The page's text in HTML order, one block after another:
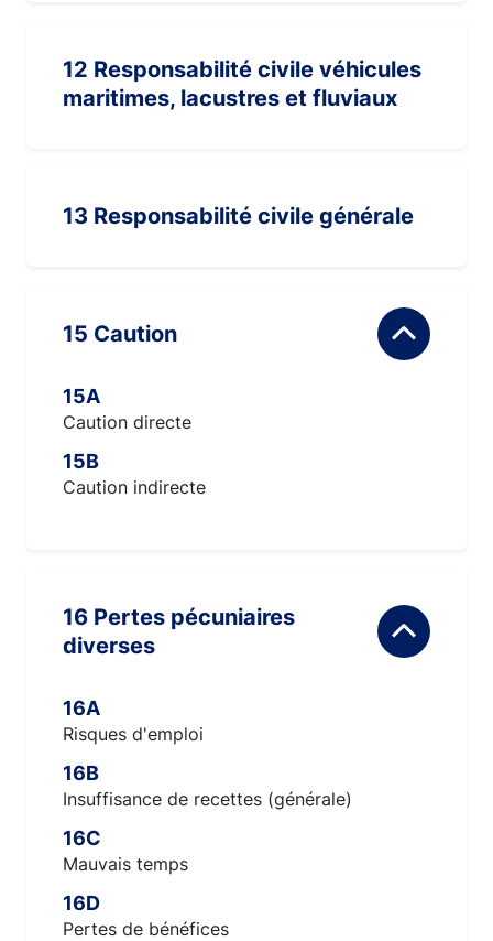
12 Responsabilité civile véhicules
maritimes, lacustres et fluviaux
13 Responsabilité civile générale
15 Caution
15A
Caution directe
15B
Caution indirecte
16 Pertes pécuniaires
diverses
16A
Risques d'emploi
16B
Insuffisance de recettes (générale)
16C
Mauvais temps
16D
Pertes de bénéfices